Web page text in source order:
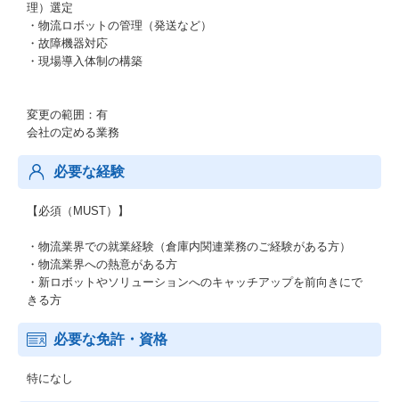
理）選定
・物流ロボットの管理（発送など）
・故障機器対応
・現場導入体制の構築
変更の範囲：有
会社の定める業務
必要な経験
【必須（MUST）】
・物流業界での就業経験（倉庫内関連業務のご経験がある方）
・物流業界への熱意がある方
・新ロボットやソリューションへのキャッチアップを前向きにで
きる方
必要な免許・資格
特になし